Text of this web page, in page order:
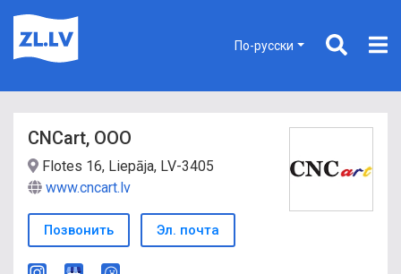
По-русски
CNCart, ООО
Flotes 16, Liepāja, LV-3405
www.cncart.lv
Позвонить Эл. почта